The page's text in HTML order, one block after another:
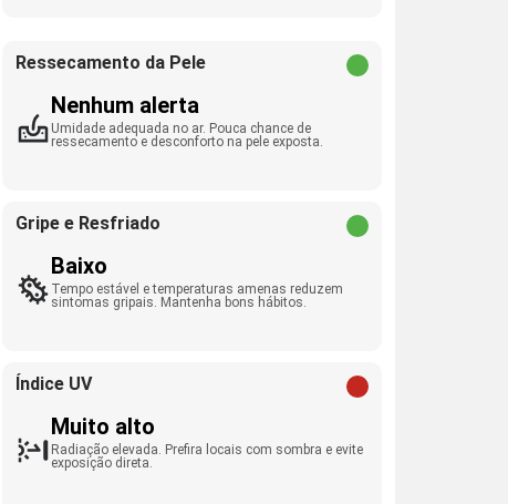
Ressecamento da Pele
Nenhum alerta
Umidade adequada no ar. Pouca chance de
ressecamento e desconforto na pele exposta.
Gripe e Resfriado
Baixo
Tempo estável e temperaturas amenas reduzem
sintomas gripais. Mantenha bons hábitos.
Índice UV
Muito alto
Radiação elevada. Prefira locais com sombra e evite
exposição direta.